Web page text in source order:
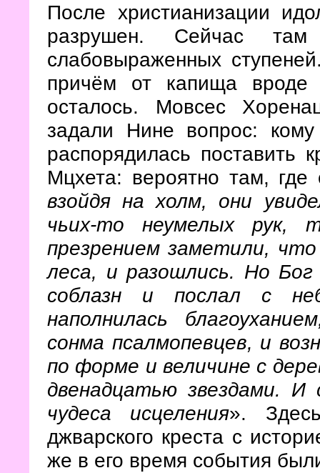
После христианизации
разрушен. Сейчас
слабовыраженных
причём от капища
осталось. Мовсес
задали Нине вопрос:
распорядилась поставить
Мцхета: вероятно там,
взойдя на холм, они
чьих-то неумелых
презрением заметили,
леса, и разошлись. Но Бог
соблазн и послал с
наполнилась
сонма псалмопевцев, и
по форме и величине с
двенадцатью звездами.
чудеса исцеления».
джварского креста с
же в его время события